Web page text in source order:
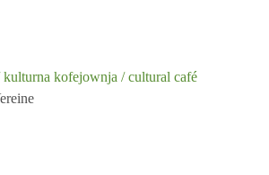
kofejownja / cultural café